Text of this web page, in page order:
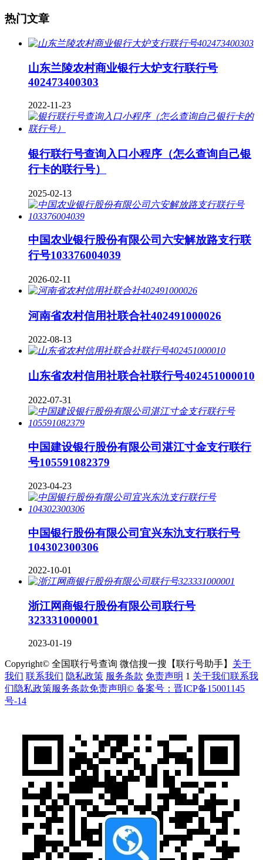
热门文章
山东兰陵农村商业银行大炉支行联行号
402473400303
2022-11-23
银行联行号查询入口小程序（怎么查询自己银
行卡的联行号）
2025-02-13
中国农业银行股份有限公司六安解放路支行联
行号103376004039
2026-02-11
河南省农村信用社联合社402491000026
2022-08-13
山东省农村信用社联合社联行号402451000010
2022-07-31
中国建设银行股份有限公司湛江寸金支行联行
号105591082379
2023-04-23
中国银行股份有限公司宜兴东氿支行联行号
104302300306
2022-10-01
浙江网商银行股份有限公司联行号
323331000001
2023-01-19
Copyright© 全国联行号查询 微信搜一搜【联行号助手】 关于
我们 联系我们 隐私政策 服务条款 免责声明 1 关于我们联系我
们隐私政策服务条款免责声明© 备案号：晋ICP备15001145
号-14